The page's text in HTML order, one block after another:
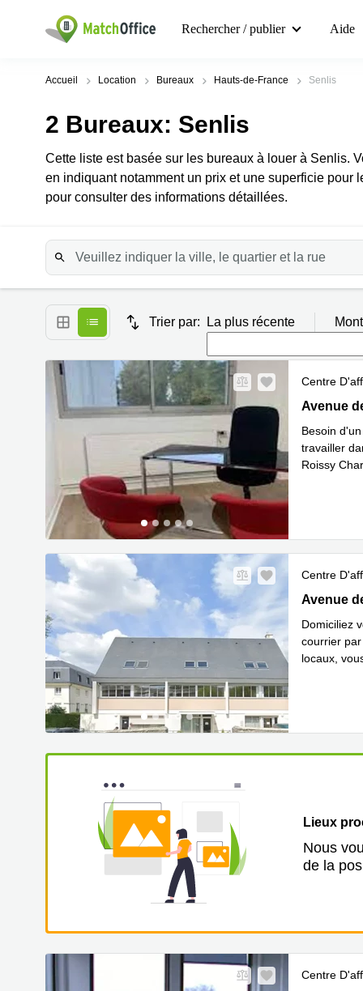
Rechercher / publier Aide
Accueil Location Bureaux Hauts-de-France Senlis
2 Bureaux: Senlis
Cette liste est basée sur les bureaux à louer à Senlis.
en indiquant notamment un prix et une superficie
pour consulter des informations détaillées.
Trier par: La plus récente
Centre
6-8
Avenue
Besoin
travailler
Roissy
Centre
6-8
Avenue
Domiciliez
courrier
locaux,
Lieux
Nous
de la
Centre